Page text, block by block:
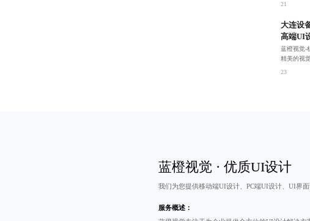
21
大连设
高端UI
蓝橙视觉-
精美的视
23
蓝橙视觉 · 优质UI设计
我们为您提供移动端UI设计、PC端UI设计、UI界
服务概述：